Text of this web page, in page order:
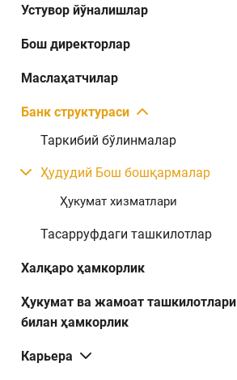
Устувор йўналишлар
Бош директорлар
Маслаҳатчилар
Банк структураси
Таркибий бўлинмалар
Ҳудудий Бош бошқармалар
Ҳукумат хизматлари
Тасарруфдаги ташкилотлар
Халқаро ҳамкорлик
Ҳукумат ва жамоат ташкилотлари
билан ҳамкорлик
Карьера